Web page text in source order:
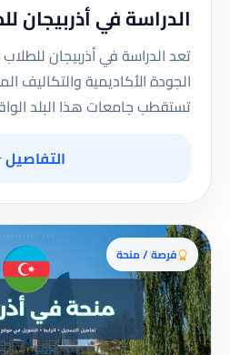
الدراسة في أذربيجان
تعد الدراسة في أذربيجان
الجودة الأكاديمية والتكاليف
تستقطب جامعات هذا البلد
التفاصيل
فرصة / منحة